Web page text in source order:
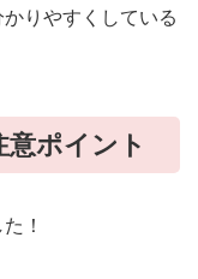
りやすくしている
ポイント
！